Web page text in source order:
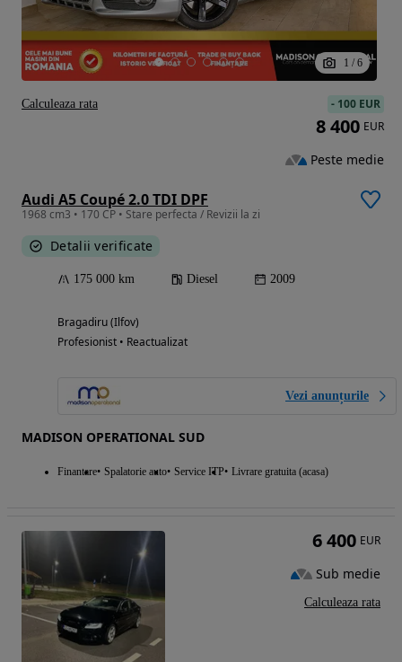
1 / 6
Audi A5 Coupé 2.0 TDI DPF
1968 cm3 • 170 CP • Stare perfecta / Revizii la zi
Detalii verificate
175 000 km Diesel 2009
Bragadiru (Ilfov)
Profesionist • Reactualizat
Vezi anunțurile
MADISON OPERATIONAL SUD
Finantare Spalatorie auto Service ITP Livrare gratuita (acasa)
- 100 EUR
8 400 EUR
Peste medie
Calculeaza rata
6 400 EUR
Sub medie
Calculeaza rata